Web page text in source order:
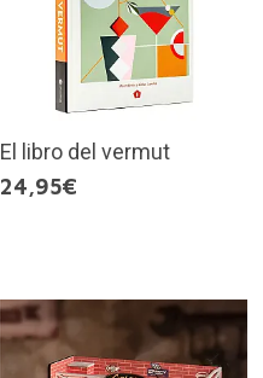
El libro del vermut
24,95€